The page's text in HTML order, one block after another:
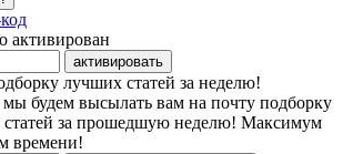
активирован
активировать
лучших статей за неделю!
будем высылать вам на почту подборку
за прошедшую неделю! Максимум
времени!